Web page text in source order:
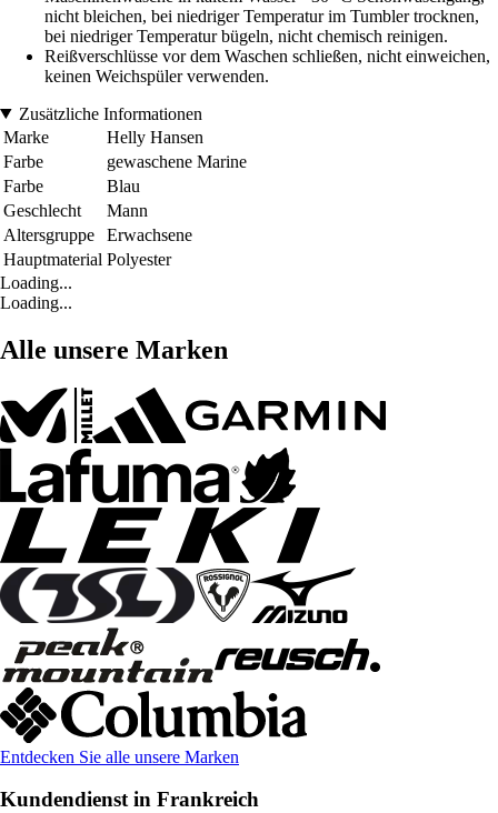
nicht bleichen, bei niedriger Temperatur im Tumbler trocknen,
bei niedriger Temperatur bügeln, nicht chemisch reinigen.
Reißverschlüsse vor dem Waschen schließen, nicht einweichen,
keinen Weichspüler verwenden.
Zusätzliche Informationen
Marke
Helly Hansen
Farbe
gewaschene Marine
Farbe
Blau
Geschlecht
Mann
Altersgruppe
Erwachsene
Hauptmaterial Polyester
Loading...
Loading...
Alle unsere Marken
Entdecken Sie alle unsere Marken
Kundendienst in Frankreich